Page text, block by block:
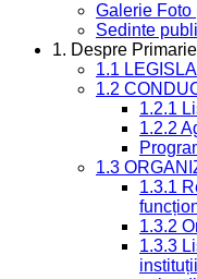
Galerie Foto
Sedinte
1. Despre Primarie
1.1
1.2
1.2.1
1.2.2
1.3
1.3.1
1.3.2
1.3.3